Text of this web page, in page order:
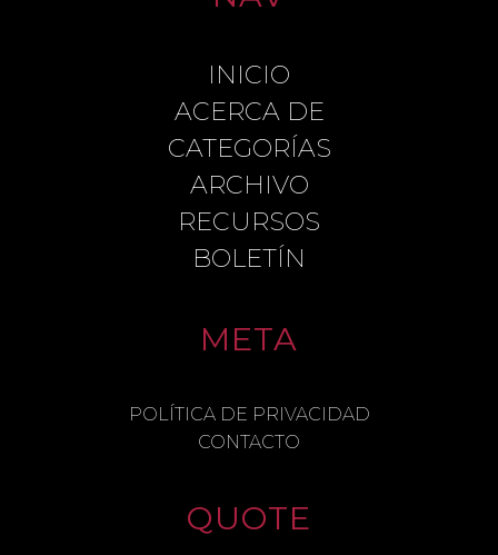
LEAVE A REPLY
COMMENT
INICIO
ACERCA DE
CATEGORÍAS
ARCHIVO
RECURSOS
BOLETÍN
META
POLÍTICA DE PRIVACIDAD
CONTACTO
QUOTE